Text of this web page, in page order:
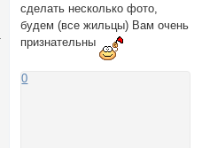
сделать несколько фото,
будем (все жильцы) Вам очень
признательны
0